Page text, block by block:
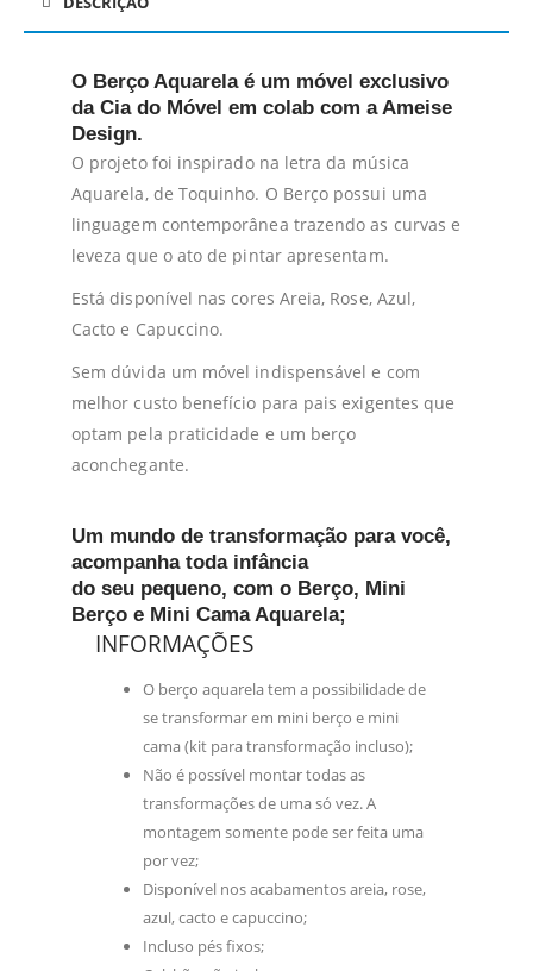
O Berço Aquarela é um móvel exclusivo
da Cia do Móvel em colab com a Ameise
Design.
O projeto foi inspirado na letra da música
Aquarela, de Toquinho. O Berço possui uma
linguagem contemporânea trazendo as curvas e
leveza que o ato de pintar apresentam.
Está disponível nas cores Areia, Rose, Azul,
Cacto e Capuccino.
Sem dúvida um móvel indispensável e com
melhor custo benefício para pais exigentes que
optam pela praticidade e um berço
aconchegante.
Um mundo de transformação para você,
acompanha toda infância
do seu pequeno, com o Berço, Mini
Berço e Mini Cama Aquarela;
INFORMAÇÕES
O berço aquarela tem a possibilidade de
se transformar em mini berço e mini
cama (kit para transformação incluso);
Não é possível montar todas as
transformações de uma só vez. A
montagem somente pode ser feita uma
por vez;
Disponível nos acabamentos areia, rose,
azul,cacto e capuccino;
Incluso pés fixos;